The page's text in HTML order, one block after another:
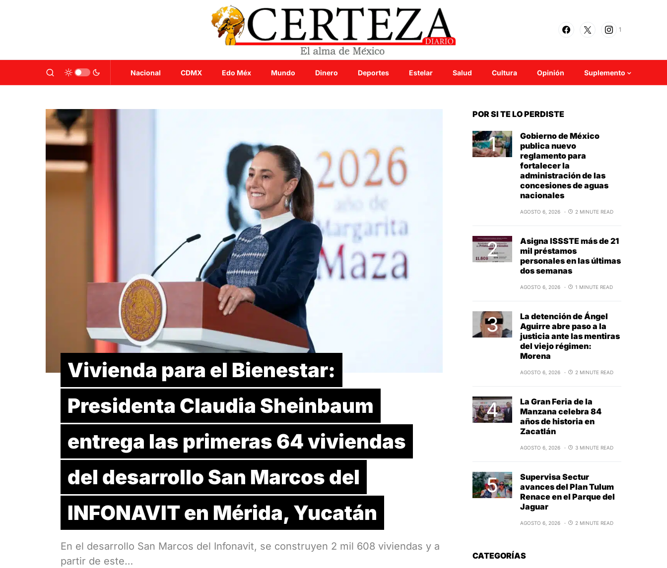
1
Nacional CDMX Edo Méx Mundo Dinero Deportes Estelar Salud Cultura Opinión Suplemento
Vivienda para el Bienestar:
Presidenta Claudia Sheinbaum
entrega las primeras 64 viviendas
del desarrollo San Marcos del
INFONAVIT en Mérida, Yucatán
En el desarrollo San Marcos del Infonavit, se construyen 2 mil 608 viviendas y a
partir de este…
POR SI TE LO PERDISTE
Gobierno de México
publica nuevo
reglamento para
fortalecer la
administración de las
concesiones de aguas
nacionales
AGOSTO 6, 2026 2 MINUTE READ
Asigna ISSSTE más de 21
mil préstamos
personales en las últimas
dos semanas
AGOSTO 6, 2026 1 MINUTE READ
La detención de Ángel
Aguirre abre paso a la
justicia ante las mentiras
del viejo régimen:
Morena
AGOSTO 6, 2026 2 MINUTE READ
La Gran Feria de la
Manzana celebra 84
años de historia en
Zacatlán
AGOSTO 6, 2026 3 MINUTE READ
Supervisa Sectur
avances del Plan Tulum
Renace en el Parque del
Jaguar
AGOSTO 6, 2026 2 MINUTE READ
CATEGORÍAS